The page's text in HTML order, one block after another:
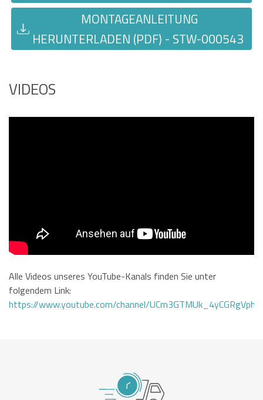
MONTAGEANLEITUNG
HERUNTERLADEN (PDF) - STW-000543
VIDEOS
Alle Videos unseres YouTube-Kanals finden Sie unter
folgendem Link:
https://www.youtube.com/channel/